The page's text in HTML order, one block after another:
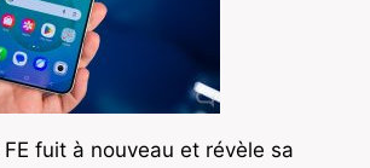
fuit à nouveau et révèle sa